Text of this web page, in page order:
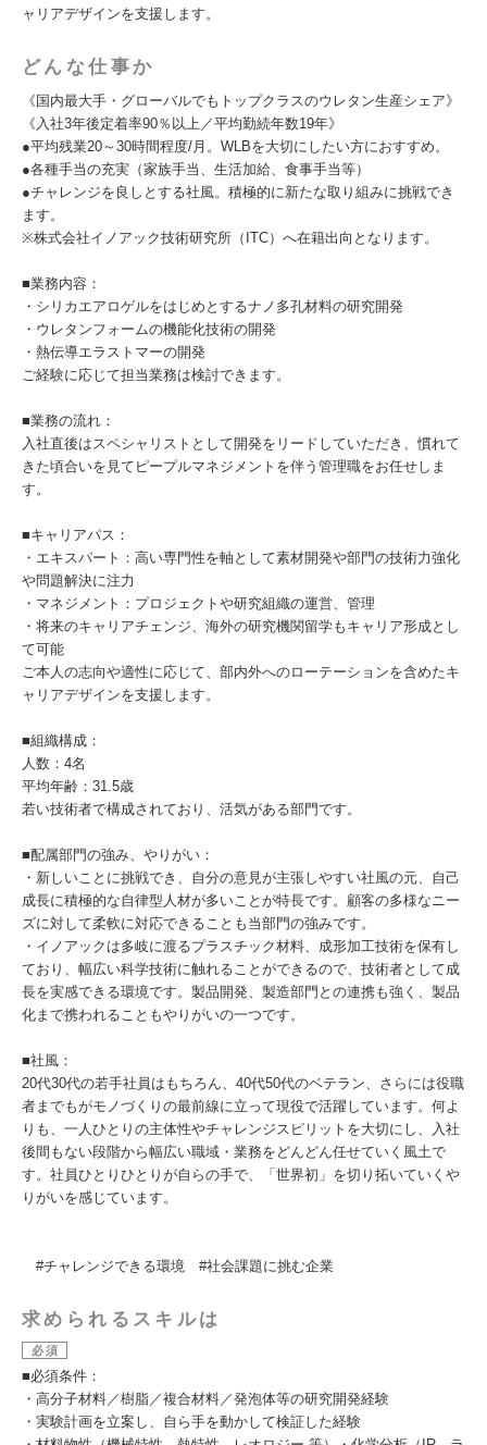
ャリアデザインを支援します。
どんな仕事か
《国内最大手・グローバルでもトップクラスのウレタン生産シェア》
《入社3年後定着率90％以上／平均勤続年数19年》
●平均残業20～30時間程度/月。WLBを大切にしたい方におすすめ。
●各種手当の充実（家族手当、生活加給、食事手当等）
●チャレンジを良しとする社風。積極的に新たな取り組みに挑戦でき
ます。
※株式会社イノアック技術研究所（ITC）へ在籍出向となります。
■業務内容：
・シリカエアロゲルをはじめとするナノ多孔材料の研究開発
・ウレタンフォームの機能化技術の開発
・熱伝導エラストマーの開発
ご経験に応じて担当業務は検討できます。
■業務の流れ：
入社直後はスペシャリストとして開発をリードしていただき、慣れて
きた頃合いを見てピープルマネジメントを伴う管理職をお任せしま
す。
■キャリアパス：
・エキスパート：高い専門性を軸として素材開発や部門の技術力強化
や問題解決に注力
・マネジメント：プロジェクトや研究組織の運営、管理
・将来のキャリアチェンジ、海外の研究機関留学もキャリア形成とし
て可能
ご本人の志向や適性に応じて、部内外へのローテーションを含めたキ
ャリアデザインを支援します。
■組織構成：
人数：4名
平均年齢：31.5歳
若い技術者で構成されており、活気がある部門です。
■配属部門の強み、やりがい：
・新しいことに挑戦でき、自分の意見が主張しやすい社風の元、自己
成長に積極的な自律型人材が多いことが特長です。顧客の多様なニー
ズに対して柔軟に対応できることも当部門の強みです。
・イノアックは多岐に渡るプラスチック材料、成形加工技術を保有し
ており、幅広い科学技術に触れることができるので、技術者として成
長を実感できる環境です。製品開発、製造部門との連携も強く、製品
化まで携われることもやりがいの一つです。
■社風：
20代30代の若手社員はもちろん、40代50代のベテラン、さらには役職
者までもがモノづくりの最前線に立って現役で活躍しています。何よ
りも、一人ひとりの主体性やチャレンジスピリットを大切にし、入社
後間もない段階から幅広い職域・業務をどんどん任せていく風土で
す。社員ひとりひとりが自らの手で、「世界初」を切り拓いていくや
りがいを感じています。
#チャレンジできる環境 #社会課題に挑む企業
求められるスキルは
必須
■必須条件：
・高分子材料／樹脂／複合材料／発泡体等の研究開発経験
・実験計画を立案し、自ら手を動かして検証した経験